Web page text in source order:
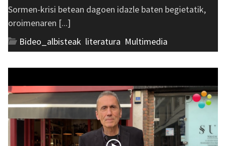
Sormen-krisi betean dagoen idazle baten begietatik,
oroimenaren [...]
Bideo_albisteak literatura Multimedia